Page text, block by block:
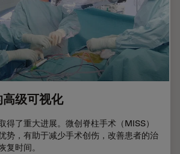
级可视化
得了重大进展。微创脊柱手术（MISS）
势，有助于减少手术创伤，改善患者的治
复时间。